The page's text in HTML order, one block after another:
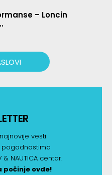
– Loncin
vesti
pogodnostima
NAUTICA centar.
počinje ovde!